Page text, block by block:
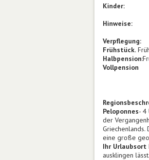
Kinder:
Hinweise:
Verpflegung:
Frühstück.
Halbpension
Vollpension
Peloponnes- 4
der
eine große
Ihr Urlaubsort
ausklingen lässt.